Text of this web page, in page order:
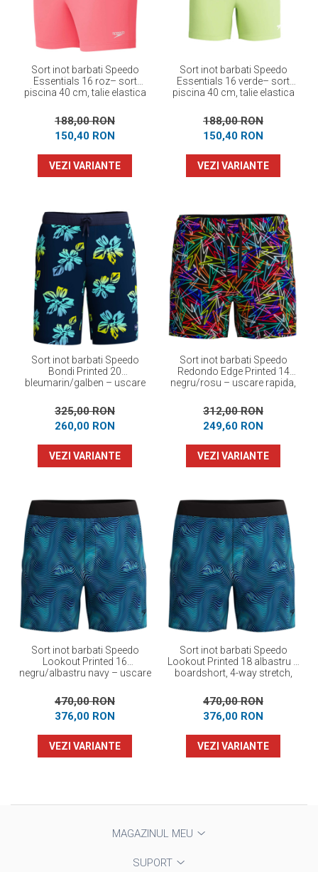
Sort inot barbati Speedo
Essentials 16 roz– sort
piscina 40 cm, talie elastica
188,00 RON
150,40 RON
VEZI VARIANTE
Sort inot barbati Speedo
Essentials 16 verde– sort
piscina 40 cm, talie elastica
188,00 RON
150,40 RON
VEZI VARIANTE
Sort inot barbati Speedo
Bondi Printed 20
bleumarin/galben – uscare
325,00 RON
260,00 RON
VEZI VARIANTE
Sort inot barbati Speedo
Redondo Edge Printed 14
negru/rosu – uscare rapida,
312,00 RON
249,60 RON
VEZI VARIANTE
Sort inot barbati Speedo
Lookout Printed 16
negru/albastru navy – uscare
470,00 RON
376,00 RON
VEZI VARIANTE
Sort inot barbati Speedo
Lookout Printed 18 albastru –
boardshort, 4-way stretch,
470,00 RON
376,00 RON
VEZI VARIANTE
MAGAZINUL MEU
SUPORT